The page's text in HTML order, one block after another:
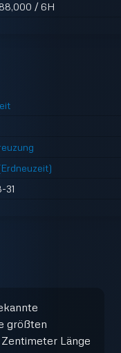
/ 6H
31
größten
Länge